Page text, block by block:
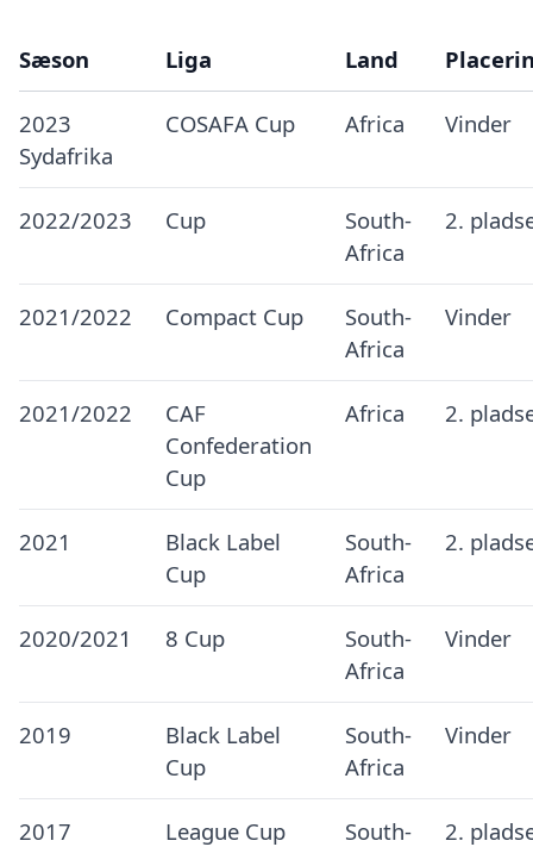
Sæson Liga Land
2023
Sydafrika
COSAFA Cup Africa Vinder
2022/2023 Cup
South-
Africa
2.
2021/2022 Compact Cup
South-
Africa
Vinder
2021/2022
CAF
Confederation
Cup
Africa 2.
2021
Black Label
Cup
South-
Africa
2.
2020/2021 8 Cup
South-
Africa
Vinder
2019
Black Label
Cup
South-
Africa
Vinder
2017 League Cup
South-
2.